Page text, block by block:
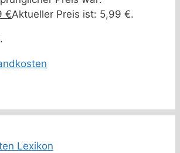
€Aktueller Preis ist: 5,99 €.
Lexikon